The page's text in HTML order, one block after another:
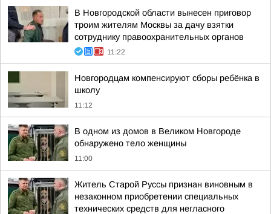
В Новгородской области вынесен приговор
троим жителям Москвы за дачу взятки
сотруднику правоохранительных органов
11:22
Новгородцам компенсируют сборы ребёнка в
школу
11:12
В одном из домов в Великом Новгороде
обнаружено тело женщины
11:00
Житель Старой Руссы признан виновным в
незаконном приобретении специальных
технических средств для негласного